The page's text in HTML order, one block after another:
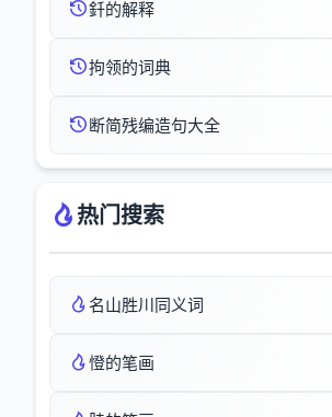
釺的解释
拘领的词典
断简残编造句大全
热门搜索
名山胜川同义词
憕的笔画